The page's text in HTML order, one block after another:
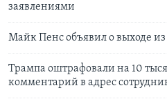
заявлениями
Майк Пенс объявил о выходе
Трампа оштрафовали на 10
комментарий в адрес